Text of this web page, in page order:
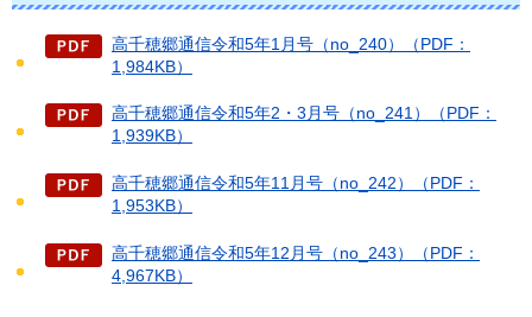
高千穂郷通信令和5年1月号（no_240）（PDF：
1,984KB）
高千穂郷通信令和5年2・3月号（no_241）（PDF：
1,939KB）
高千穂郷通信令和5年11月号（no_242）（PDF：
1,953KB）
高千穂郷通信令和5年12月号（no_243）（PDF：
4,967KB）